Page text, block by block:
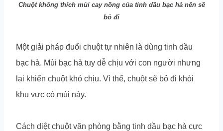
Chuột không thích mùi cay nồng của tinh dầu bạc hà nên sẽ
bỏ đi
Một giải pháp đuổi chuột tự nhiên là dùng tinh dầu
bạc hà. Mùi bạc hà tuy dễ chịu với con người nhưng
lại khiến chuột khó chịu. Vì thế, chuột sẽ bỏ đi khỏi
khu vực có mùi này.
Cách diệt chuột văn phòng bằng tinh dầu bạc hà cực